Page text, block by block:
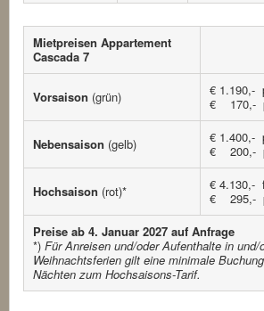
Mietpreisen Appartement
Cascada 7
Vorsaison (grün)
€ 1.190,-
€ 170,-
Nebensaison (gelb)
€ 1.400,-
€ 200,-
Hochsaison (rot)*
€ 4.130,-
€ 295,-
Preise ab 4. Januar 2027 auf Anfrage
*) Für Anreisen und/oder Aufenthalte in und/
Weihnachtsferien gilt eine minimale
Nächten zum Hochsaisons-Tarif.